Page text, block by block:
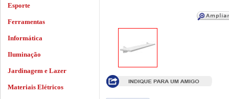
Esporte
Ferramentas
Informática
Iluminação
Jardinagem e Lazer
Materiais Elétricos